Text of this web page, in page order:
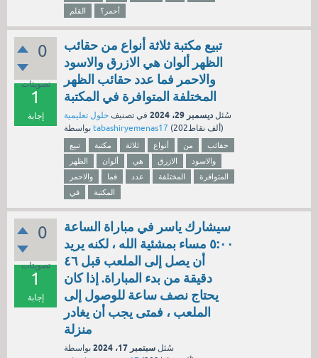
القلم
أحمر؟
0
تصويتات
1
إجابة
تبيع مكتبة ثلاثة أنواع من حقائب
الظهر ألوان هي الازرق والاسود
والاحمر فما عدد حقائب الظهر
المختلفة المتوافرة في المكتبة
سُئل ديسمبر 29، 2024 في تصنيف حلول تعليمية
tabashiryemenas17 ( 202ألفنقاط)
تبيع مكتبة ثلاثة أنواع من
حقائب
الظهر
ألوان هي الازرق
والاسود
والاحمر
فما عدد المختلفة
المتوافرة
في
المكتبة
0
تصويتات
1
إجابة
سيشارك ياسر في مباراة الساعة
٥:٠٠ مساء بمشئية الله ، لكنه يريد
أن يصل إلى الملعب قبل ٤٦
دقيقة من بدء المباراة. إذا كان
يحتاج نصف ساعة للوصول إلى
الملعب ، فمتى يجب أن يغادر
منزلة
سُئل سبتمبر 17، 2024
بواسطة